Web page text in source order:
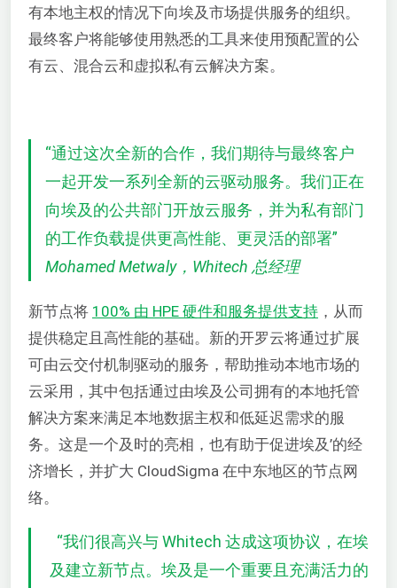
有本地主权的情况下向埃及市场提供服务的组织。
最终客户将能够使用熟悉的工具来使用预配置的公
有云、混合云和虚拟私有云解决方案。
“通过这次全新的合作，我们期待与最终客户
一起开发一系列全新的云驱动服务。我们正在
向埃及的公共部门开放云服务，并为私有部门
的工作负载提供更高性能、更灵活的部署”
Mohamed Metwaly，Whitech 总经理
新节点将 100% 由 HPE 硬件和服务提供支持 ，从而
提供稳定且高性能的基础。新的开罗云将通过扩展
可由云交付机制驱动的服务，帮助推动本地市场的
云采用，其中包括通过由埃及公司拥有的本地托管
解决方案来满足本地数据主权和低延迟需求的服
务。这是一个及时的亮相，也有助于促进埃及’的经
济增长，并扩大 CloudSigma 在中东地区的节点网
络。
“我们很高兴与 Whitech 达成这项协议，在埃
及建立新节点。埃及是一个重要且充满活力的